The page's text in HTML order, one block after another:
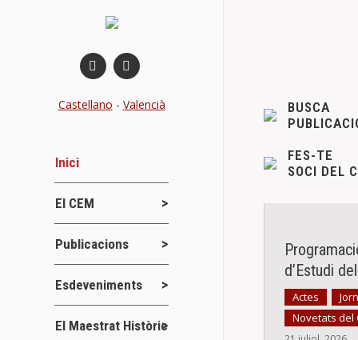
Castellano - Valencià
Inici
El CEM
Publicacions
Esdeveniments
El Maestrat Històric
BUSCA
FES-TE
SOCI DEL
d’Estudi
Actes
Novetats del